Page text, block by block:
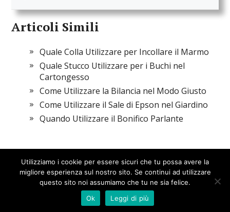
Articoli Simili
Quale Colla Utilizzare per Incollare il Marmo
Quale Stucco Utilizzare per i Buchi nel
Cartongesso
Come Utilizzare la Bilancia nel Modo Giusto
Come Utilizzare il Sale di Epson nel Giardino
Quando Utilizzare il Bonifico Parlante​
Spazio Damiani© 2026
Theme byWP Puzzle
Utilizziamo i cookie per essere sicuri che tu possa avere la
migliore esperienza sul nostro sito. Se continui ad utilizzare
questo sito noi assumiamo che tu ne sia felice.
Ok
Leggi di più